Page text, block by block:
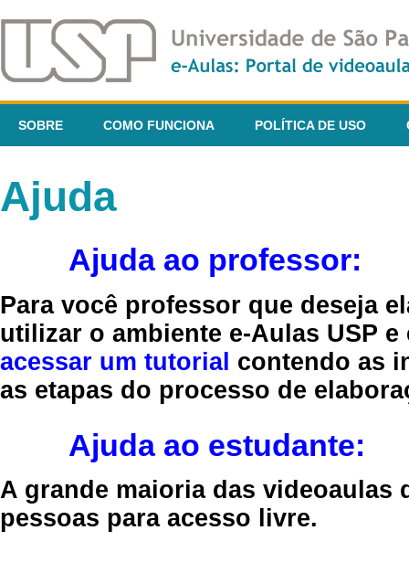
SOBRE COMO FUNCIONA POLÍTICA DE USO
Ajuda
Ajuda ao professor:
Para você professor que deseja
utilizar o ambiente e-Aulas USP
acessar um tutorial contendo as
as etapas do processo de
Ajuda ao estudante:
A grande maioria das videoaulas
pessoas para acesso livre.